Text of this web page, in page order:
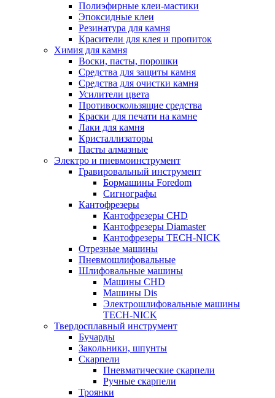
Полиэфирные клеи-мастики
Эпоксидные клеи
Резинатура для камня
Красители для клея и пропиток
Химия для камня
Воски, пасты, порошки
Средства для защиты камня
Средства для очистки камня
Усилители цвета
Противоскользящие средства
Краски для печати на камне
Лаки для камня
Кристаллизаторы
Пасты алмазные
Электро и пневмоинструмент
Гравировальный инструмент
Бормашины Foredom
Сигнографы
Кантофрезеры
Кантофрезеры CHD
Кантофрезеры Diamaster
Кантофрезеры TECH-NICK
Отрезные машины
Пневмошлифовальные
Шлифовальные машины
Машины CHD
Машины Dis
Электрошлифовальные машины
TECH-NICK
Твердосплавный инструмент
Бучарды
Закольники, шпунты
Скарпели
Пневматические скарпели
Ручные скарпели
Троянки